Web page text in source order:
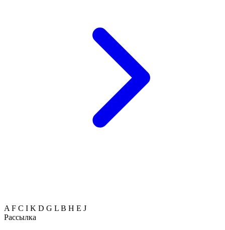
A F C I K D G L B H E J
Рассылка